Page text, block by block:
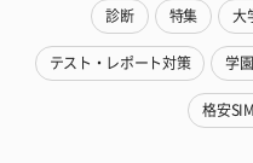
診断 特集 大
テスト・レポート対策 学
格安